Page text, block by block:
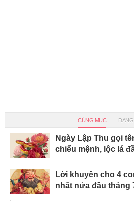
CÙNG MỤC
Ngày Lập Thu gọi
chiếu mệnh, lộc lá
Lời khuyên cho 4
nhất nửa đầu tháng